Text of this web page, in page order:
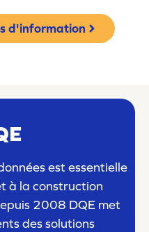
d'information
est essentielle
à la construction
2008 DQE met
des solutions